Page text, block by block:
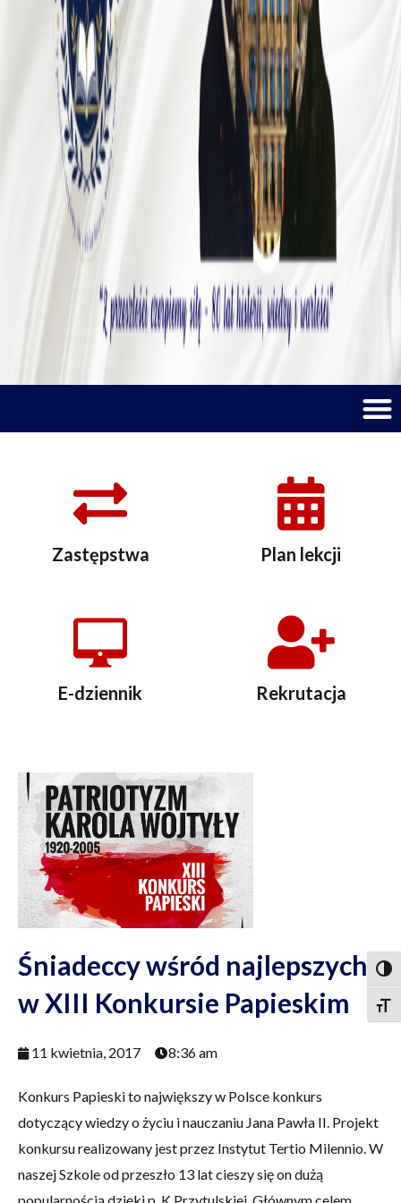
Zastępstwa Plan lekcji
E-dziennik Rekrutacja
Śniadeccy wśród najlepszych
w XIII Konkursie Papieskim
11 kwietnia, 2017 8:36 am
Konkurs Papieski to największy w Polsce konkurs
dotyczący wiedzy o życiu i nauczaniu Jana Pawła II. Projekt
konkursu realizowany jest przez Instytut Tertio Milennio. W
naszej Szkole od przeszło 13 lat cieszy się on dużą